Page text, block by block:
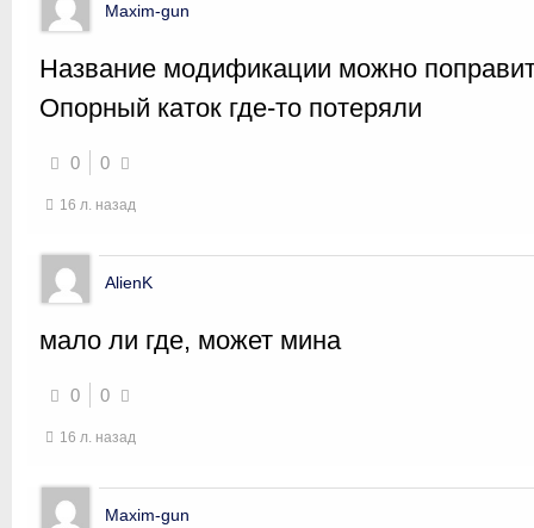
Maxim-gun
Название модификации можно
Опорный каток где-то потеряли
0 0
16 л. назад
AlienK
мало ли где, может мина
0 0
16 л. назад
Maxim-gun